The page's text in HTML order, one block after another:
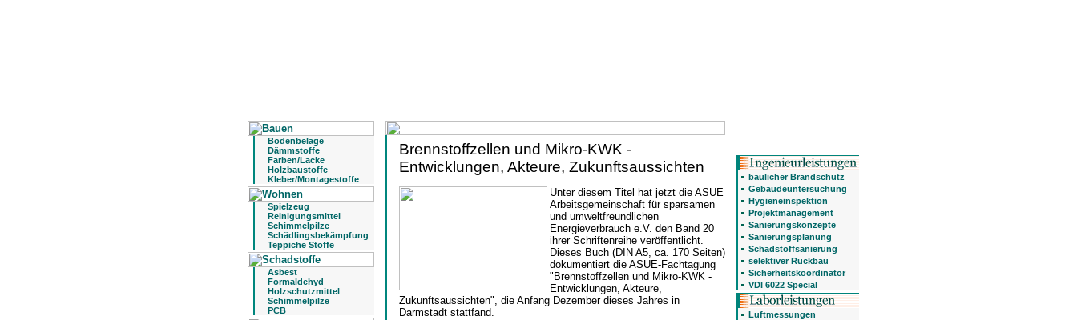
Bodenbeläge
Dämmstoffe
Farben/Lacke
Holzbaustoffe
Kleber/Montagestoffe
Spielzeug
Reinigungsmittel
Schimmelpilze
Schädlingsbekämpfung
Teppiche Stoffe
Asbest
Formaldehyd
Holzschutzmittel
Schimmelpilze
PCB
Brennstoffzellen und Mikro-KWK -
Entwicklungen, Akteure, Zukunftsaussichten
Unter diesem Titel hat jetzt die ASUE
Arbeitsgemeinschaft für sparsamen
und umweltfreundlichen
Energieverbrauch e.V. den Band 20
ihrer Schriftenreihe veröffentlicht.
Dieses Buch (DIN A5, ca. 170 Seiten)
dokumentiert die ASUE-Fachtagung
"Brennstoffzellen und Mikro-KWK -
Entwicklungen, Akteure,
Zukunftsaussichten", die Anfang Dezember dieses Jahres in
Darmstadt stattfand.
baulicher Brandschutz
Gebäudeuntersuchung
Hygieneinspektion
Projektmanagement
Sanierungskonzepte
Sanierungsplanung
Schadstoffsanierung
selektiver Rückbau
Sicherheitskoordinator
VDI 6022 Special
Luftmessungen